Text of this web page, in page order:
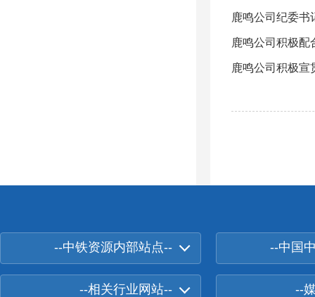
鹿鸣公司纪委书
鹿鸣公司积极配
鹿鸣公司积极宣
--中铁资源内部站点-- --中国
--相关行业网站-- --